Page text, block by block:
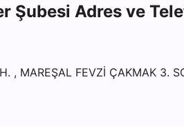
Şubesi Adres ve
, MAREŞAL FEVZİ ÇAKMAK 3.